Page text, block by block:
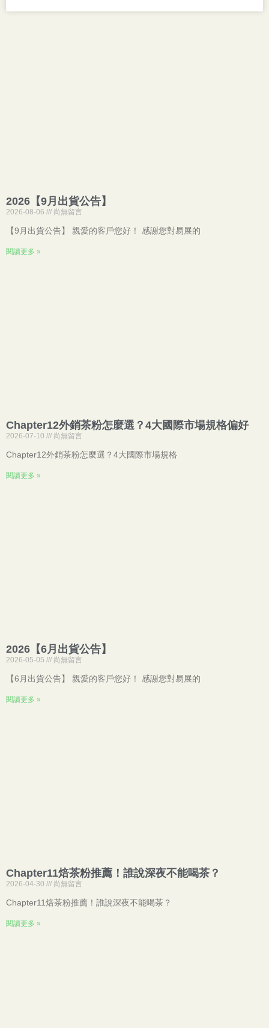
2026【9月出貨公告】
2026-08-06 尚無留言
【9月出貨公告】 親愛的客戶您好！ 感謝您對易展的
閱讀更多 »
Chapter12外銷茶粉怎麼選？4大國際市場規格偏好
2026-07-10 尚無留言
Chapter12外銷茶粉怎麼選？4大國際市場規格
閱讀更多 »
2026【6月出貨公告】
2026-05-05 尚無留言
【6月出貨公告】 親愛的客戶您好！ 感謝您對易展的
閱讀更多 »
Chapter11焙茶粉推薦！誰說深夜不能喝茶？
2026-04-30 尚無留言
Chapter11焙茶粉推薦！誰說深夜不能喝茶？
閱讀更多 »